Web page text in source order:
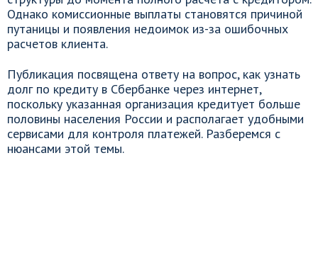
Однако комиссионные выплаты становятся причиной
путаницы и появления недоимок из-за ошибочных
расчетов клиента.
Публикация посвящена ответу на вопрос, как узнать
долг по кредиту в Сбербанке через интернет,
поскольку указанная организация кредитует больше
половины населения России и располагает удобными
сервисами для контроля платежей. Разберемся с
нюансами этой темы.